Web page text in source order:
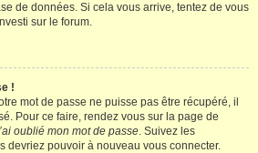
de données. Si cela vous arrive, tentez de vous
sur le forum.
!
mot de passe ne puisse pas être récupéré, il
Pour ce faire, rendez vous sur la page de
oublié mon mot de passe. Suivez les
devriez pouvoir à nouveau vous connecter.